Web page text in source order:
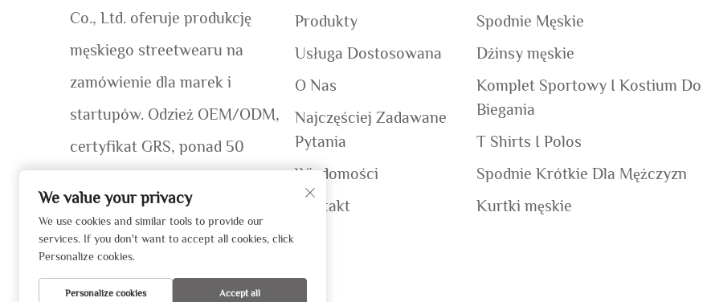
Co., Ltd. oferuje produkcję
męskiego streetwearu na
zamówienie dla marek i
startupów. Odzież OEM/ODM,
certyfikat GRS, ponad 50
wzmianki (7–12 dni). Poproś o
wycenę już dziś!
Produkty
Usługa Dostosowana
O Nas
Najczęściej Zadawane
Pytania
Wiadomości
Kontakt
Spodnie Męskie
Dżinsy męskie
Komplet Sportowy I Kostium Do
Biegania
T Shirts I Polos
Spodnie Krótkie Dla Mężczyzn
Kurtki męskie
We value your privacy
We use cookies and similar tools to provide our
services. If you don't want to accept all cookies, click
Personalize cookies.
Personalize cookies Accept all